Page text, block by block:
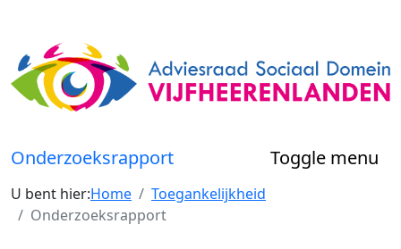
Onderzoeksrapport Toggle menu
U bent hier:Home
Toegankelijkheid
Onderzoeksrapport